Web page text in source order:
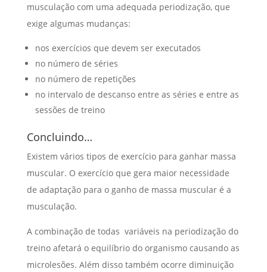
musculação com uma adequada periodização, que
exige algumas mudanças:
nos exercícios que devem ser executados
no número de séries
no número de repetições
no intervalo de descanso entre as séries e entre as
sessões de treino
Concluindo…
Existem vários tipos de exercício para ganhar massa
muscular. O exercício que gera maior necessidade
de adaptação para o ganho de massa muscular é a
musculação.
A combinação de todas variáveis na periodização do
treino afetará o equilíbrio do organismo causando as
microlesões. Além disso também ocorre diminuição